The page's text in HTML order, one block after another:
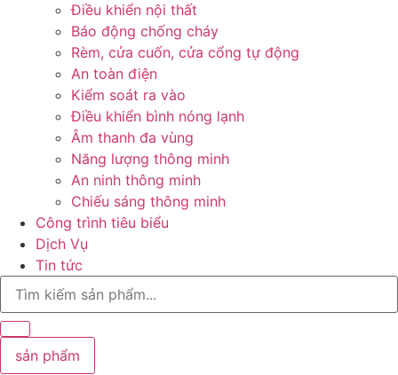
Điều khiển nội thất
Báo động chống cháy
Rèm, cửa cuốn, cửa cổng tự động
An toàn điện
Kiểm soát ra vào
Điều khiển bình nóng lạnh
Âm thanh đa vùng
Năng lượng thông minh
An ninh thông minh
Chiếu sáng thông minh
Công trình tiêu biểu
Dịch Vụ
Tin tức
Search
sản phẩm